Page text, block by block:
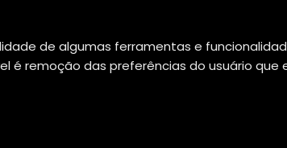
de algumas ferramentas e
é remoção das preferências do usuário